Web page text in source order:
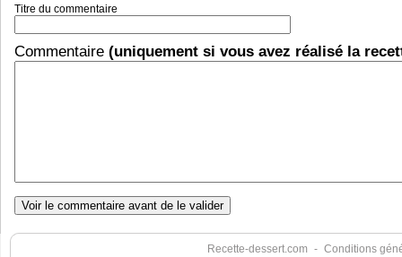
Titre du commentaire
Commentaire (uniquement si vous avez réalisé la
Recette-dessert.com - Conditions